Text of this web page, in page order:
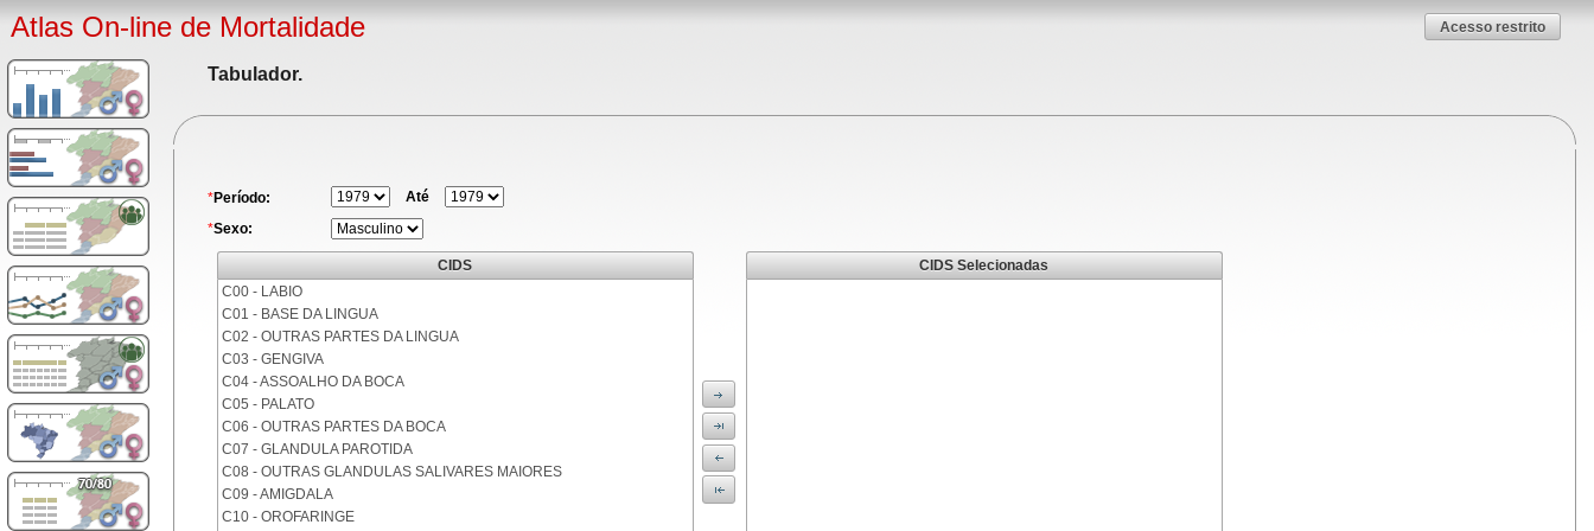
Atlas On-line de Mortalidade Acesso restrito
Tabulador.
*Período:
Até
*Sexo:
CIDS
C00 - LABIO
C01 - BASE DA LINGUA
C02 - OUTRAS PARTES DA LINGUA
C03 - GENGIVA
C04 - ASSOALHO DA BOCA
C05 - PALATO
C06 - OUTRAS PARTES DA BOCA
C07 - GLANDULA PAROTIDA
C08 - OUTRAS GLANDULAS SALIVARES MAIORES
C09 - AMIGDALA
C10 - OROFARINGE
CIDS Selecionadas